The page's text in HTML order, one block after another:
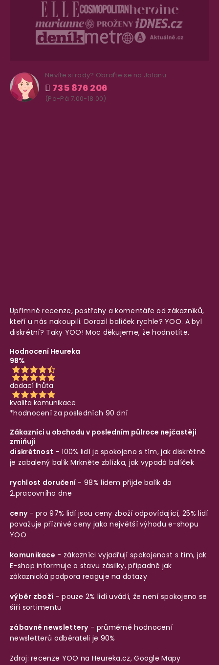
Nevíte si rady? Obraťte se na Jolanu
735 876 206
(Po-Pá 7.00-18.00)
Upřímné recenze, postřehy a komentáře od zákazníků,
kteří u nás nakoupili. Dorazil balíček rychle? YOO. A byl
diskrétní? Taky YOO! Moc děkujeme, že hodnotíte.
Hodnocení Heureka
98%
dodací lhůta
kvalita komunikace
*hodnocení za posledních 90 dní
Zákazníci u obchodu v posledním půlroce nejčastěji
zmiňují
diskrétnost - 100% lidí je spokojeno s tím, jak diskrétně
je zabalený balíkMrkněte zblízka, jak vypadá balíček
rychlost doručení - 98% lidem přijde balík do
2.pracovního dne
ceny- pro 97% lidí jsou ceny zboží odpovídající, 25% lidí
považuje příznivé ceny jako největší výhodu e-shopu
YOO
komunikace - zákazníci vyjadřují spokojenost s tím, jak
E-shop informuje o stavu zásilky, případně jak
zákaznická podpora reaguje na dotazy
výběr zboží - pouze 2% lidí uvádí, že není spokojeno se
šíří sortimentu
zábavné newslettery- průměrné hodnocení
newsletterů odběrateli je 90%
Zdroj: recenze YOO na Heureka.cz,Google Mapy